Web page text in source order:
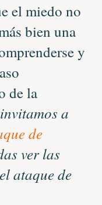
el miedo no
bien una
y
de la
a
de
ver las
ataque de